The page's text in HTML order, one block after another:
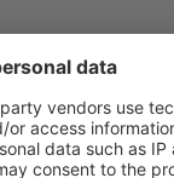
şi uşor
aşteptărilor tale.